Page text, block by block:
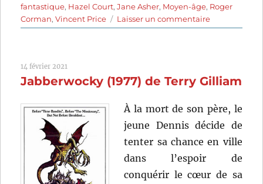
fantastique, Hazel Court,Jane Asher, Moyen-âge, Roger
Corman,Vincent Price Laisser un commentairesur
Le
mort
(1964)
de
Roger
Corman
14 février 2021
Jabberwocky (1977) de Terry Gilliam
À la mort de son père, le
jeune Dennis décide de
tenter sa chance en ville
dans l’espoir de
conquérir le cœur de sa